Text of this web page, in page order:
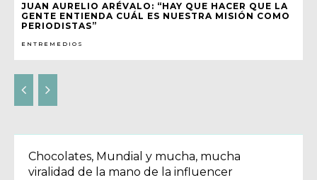
JUAN AURELIO ARÉVALO: “HAY QUE HACER QUE LA
GENTE ENTIENDA CUÁL ES NUESTRA MISIÓN COMO
PERIODISTAS”
ENTREMEDIOS
Chocolates, Mundial y mucha, mucha
viralidad de la mano de la influencer